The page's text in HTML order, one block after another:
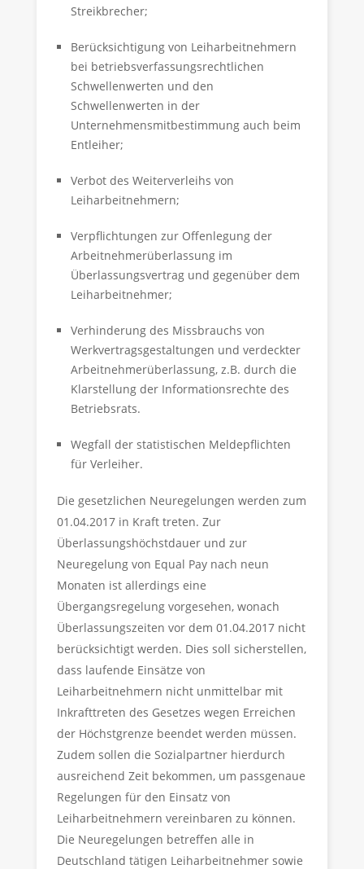
Streikbrecher;
Berücksichtigung von Leiharbeitnehmern
bei betriebsverfassungsrechtlichen
Schwellenwerten und den
Schwellenwerten in der
Unternehmensmitbestimmung auch beim
Entleiher;
Verbot des Weiterverleihs von
Leiharbeitnehmern;
Verpflichtungen zur Offenlegung der
Arbeitnehmerüberlassung im
Überlassungsvertrag und gegenüber dem
Leiharbeitnehmer;
Verhinderung des Missbrauchs von
Werkvertragsgestaltungen und verdeckter
Arbeitnehmerüberlassung, z.B. durch die
Klarstellung der Informationsrechte des
Betriebsrats.
Wegfall der statistischen Meldepflichten
für Verleiher.
Die gesetzlichen Neuregelungen werden zum
01.04.2017 in Kraft treten. Zur
Überlassungshöchstdauer und zur
Neuregelung von Equal Pay nach neun
Monaten ist allerdings eine
Übergangsregelung vorgesehen, wonach
Überlassungszeiten vor dem 01.04.2017 nicht
berücksichtigt werden. Dies soll sicherstellen,
dass laufende Einsätze von
Leiharbeitnehmern nicht unmittelbar mit
Inkrafttreten des Gesetzes wegen Erreichen
der Höchstgrenze beendet werden müssen.
Zudem sollen die Sozialpartner hierdurch
ausreichend Zeit bekommen, um passgenaue
Regelungen für den Einsatz von
Leiharbeitnehmern vereinbaren zu können.
Die Neuregelungen betreffen alle in
Deutschland tätigen Leiharbeitnehmer sowie